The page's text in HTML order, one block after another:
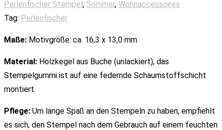
Perlenfischer Stempel, Sommer, Wohnaccessoires
Tag: Perlenfischer
Maße: Motivgröße: ca. 16,3 x 13,0 mm
Material: Holzkegel aus Buche (unlackiert), das
Stempelgummi ist auf eine federnde Schaumstoffschicht
montiert.
Pflege: Um lange Spaß an den Stempeln zu haben, empfiehlt
es sich, den Stempel nach dem Gebrauch auf einem feuchten